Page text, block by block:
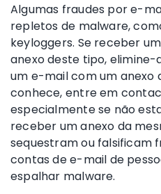
Algumas fraudes por e-
repletos de malware,
keyloggers. Se receber
anexo deste tipo, elimine-
um e-mail com um anexo
conhece, entre em
especialmente se não
receber um anexo da
sequestram ou falsificam
contas de e-mail de
espalhar malware.